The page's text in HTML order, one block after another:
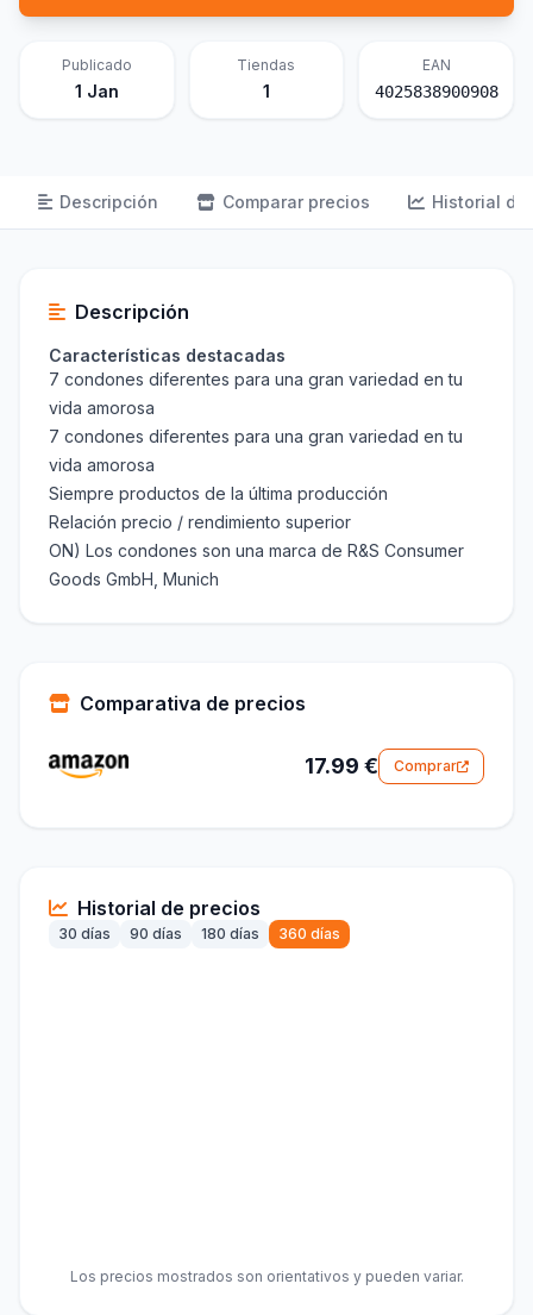
Publicado
1 Jan
Tiendas
1
EAN
4025838900908
Descripción Comparar precios Historial de
Descripción
Características destacadas
7 condones diferentes para una gran variedad en tu
vida amorosa
7 condones diferentes para una gran variedad en tu
vida amorosa
Siempre productos de la última producción
Relación precio / rendimiento superior
ON) Los condones son una marca de R&S Consumer
Goods GmbH, Munich
Comparativa de precios
17.99 € Comprar
Historial de precios
30 días 90 días 180 días 360 días
Los precios mostrados son orientativos y pueden variar.